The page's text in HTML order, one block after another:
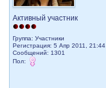
Активный участник
Группа: Участники
Регистрация: 5 Апр 2011, 21:44
Сообщений: 1301
Пол: